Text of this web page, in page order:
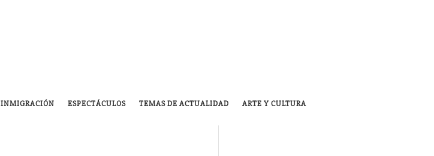
INMIGRACIÓN ESPECTÁCULOS TEMAS DE ACTUALIDAD ARTE Y CULTURA